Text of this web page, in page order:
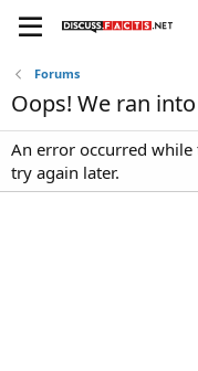
Forums
Oops! We ran
An error occurred while
try again later.